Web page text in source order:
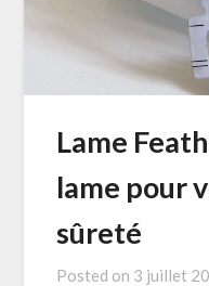
Lame
lame pour
sûreté
Posted on 3 juillet